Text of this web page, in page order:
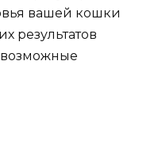
вашей кошки
результатов
возможные